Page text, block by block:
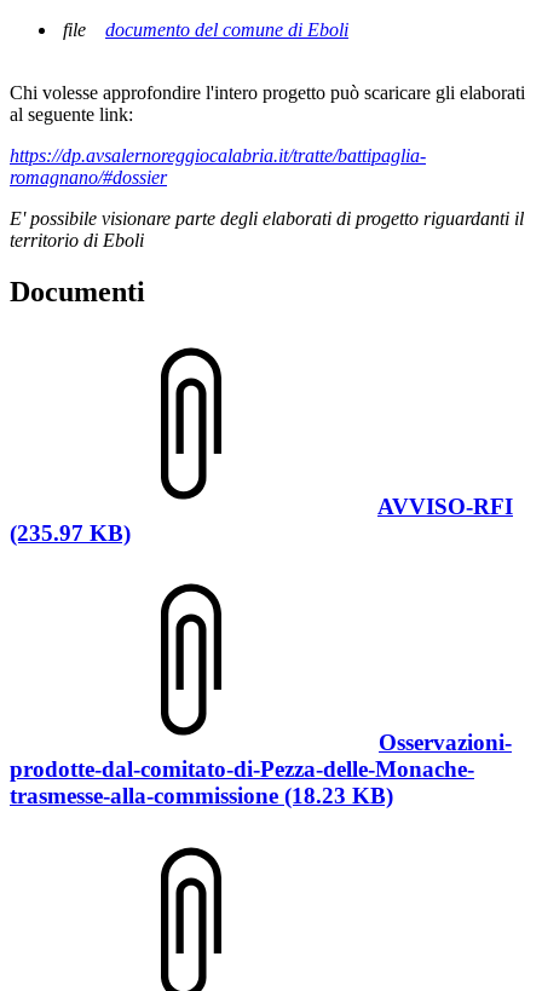
file
documento del comune di Eboli
Chi volesse approfondire l'intero progetto può scaricare gli elaborati
al seguente link:
https://dp.avsalernoreggiocalabria.it/tratte/battipaglia-
romagnano/#dossier
E' possibile visionare parte degli elaborati di progetto riguardanti il
territorio di Eboli
Documenti
AVVISO-RFI
(235.97 KB)
Osservazioni-
prodotte-dal-comitato-di-Pezza-delle-Monache-
trasmesse-alla-commissione (18.23 KB)